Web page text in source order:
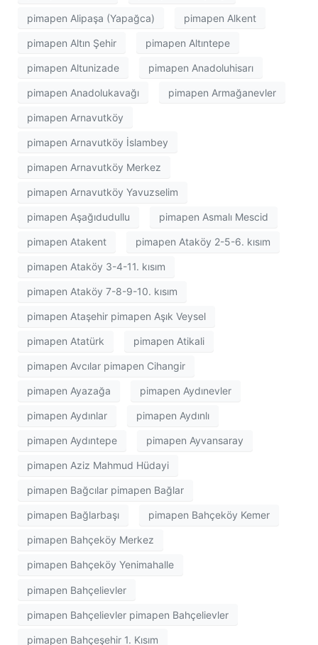
pimapen Alipaşa (Yapağca) pimapen Alkent
pimapen Altın Şehir pimapen Altıntepe
pimapen Altunizade pimapen Anadoluhisarı
pimapen Anadolukavağı pimapen Armağanevler
pimapen Arnavutköy
pimapen Arnavutköy İslambey
pimapen Arnavutköy Merkez
pimapen Arnavutköy Yavuzselim
pimapen Aşağıdudullu pimapen Asmalı Mescid
pimapen Atakent pimapen Ataköy 2-5-6. kısım
pimapen Ataköy 3-4-11. kısım
pimapen Ataköy 7-8-9-10. kısım
pimapen Ataşehir pimapen Aşık Veysel
pimapen Atatürk pimapen Atikali
pimapen Avcılar pimapen Cihangir
pimapen Ayazağa pimapen Aydınevler
pimapen Aydınlar pimapen Aydınlı
pimapen Aydıntepe pimapen Ayvansaray
pimapen Aziz Mahmud Hüdayi
pimapen Bağcılar pimapen Bağlar
pimapen Bağlarbaşı pimapen Bahçeköy Kemer
pimapen Bahçeköy Merkez
pimapen Bahçeköy Yenimahalle
pimapen Bahçelievler
pimapen Bahçelievler pimapen Bahçelievler
pimapen Bahçeşehir 1. Kısım